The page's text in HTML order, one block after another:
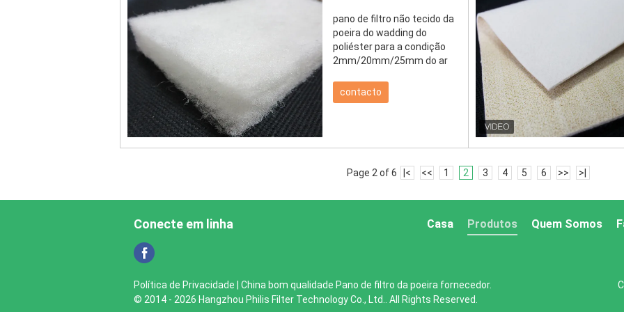
pano de filtro não tecido da
poeira do wadding do
poliéster para a condição
2mm/20mm/25mm do ar
contacto
Page 2 of 6 |< << 1 2 3 4 5 6 >> >|
Conecte em linha Quem Somos
Produtos
Casa
Política de Privacidade | China bom qualidade Pano de filtro da poeira fornecedor.
© 2014 - 2026 Hangzhou Philis Filter Technology Co., Ltd.. All Rights Reserved.